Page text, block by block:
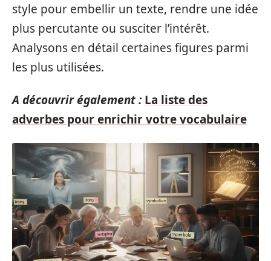
style pour embellir un texte, rendre une idée
plus percutante ou susciter l’intérêt.
Analysons en détail certaines figures parmi
les plus utilisées.
A découvrir également : La liste des
adverbes pour enrichir votre vocabulaire